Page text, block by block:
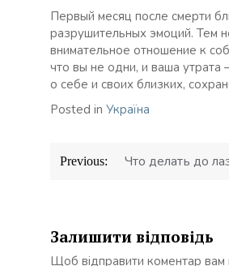
Первый месяц после смерти
разрушительных эмоций. Тем
внимательное отношение к
что вы не одни, и ваша
о себе и своих близких,
Posted in Україна
Навігація
записів
Previous: Что делать до
Залишити відповідь
Щоб відправити коментар вам